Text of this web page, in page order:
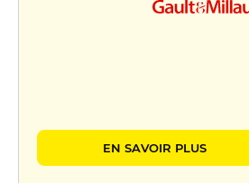
EN SAVOIR PLUS